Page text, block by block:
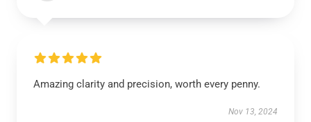
Amazing clarity and precision, worth every penny.
Nov 13, 2024